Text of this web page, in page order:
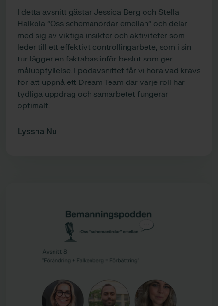
I detta avsnitt gästar Jessica Berg och Stella
Halkola ”Oss schemanördar emellan” och delar
med sig av viktiga insikter och aktiviteter som
leder till ett effektivt controllingarbete, som i sin
tur lägger en faktabas inför beslut som ger
måluppfyllelse. I podavsnittet får vi höra vad krävs
för att uppnå ett Dream Team där varje roll har
tydliga uppdrag och samarbetet fungerar
optimalt.
Lyssna Nu